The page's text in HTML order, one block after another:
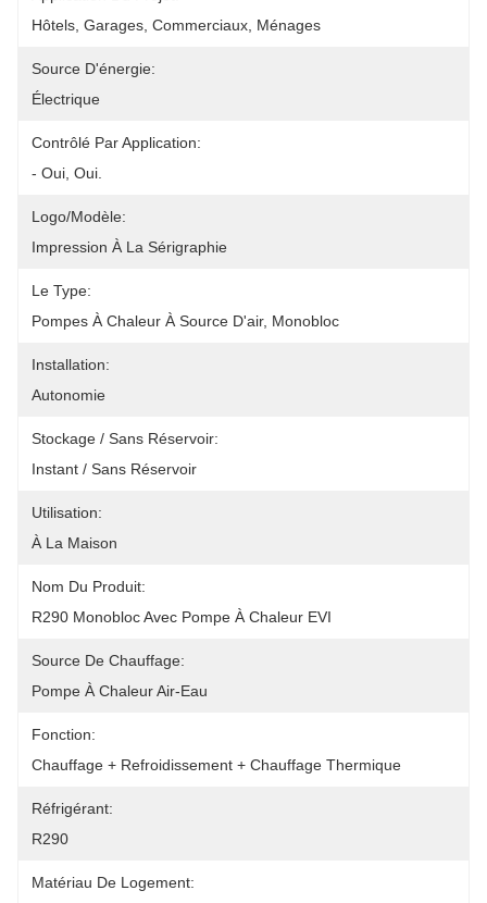
Hôtels, Garages, Commerciaux, Ménages
Source D'énergie:
Électrique
Contrôlé Par Application:
- Oui, Oui.
Logo/modèle:
Impression À La Sérigraphie
Le Type:
Pompes À Chaleur À Source D'air, Monobloc
Installation:
Autonomie
Stockage / Sans Réservoir:
Instant / Sans Réservoir
Utilisation:
À La Maison
Nom Du Produit:
R290 Monobloc Avec Pompe À Chaleur EVI
Source De Chauffage:
Pompe À Chaleur Air-Eau
Fonction:
Chauffage + Refroidissement + Chauffage Thermique
Réfrigérant:
R290
Matériau De Logement: